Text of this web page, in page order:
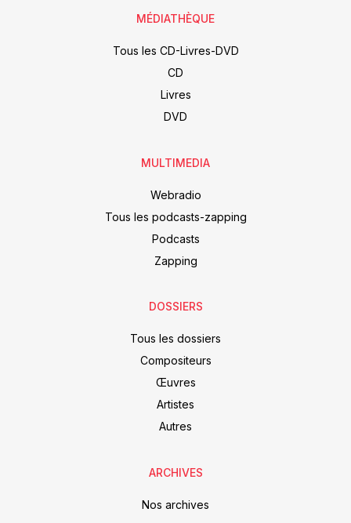
MÉDIATHÈQUE
Tous les CD-Livres-DVD
CD
Livres
DVD
MULTIMEDIA
Webradio
Tous les podcasts-zapping
Podcasts
Zapping
DOSSIERS
Tous les dossiers
Compositeurs
Œuvres
Artistes
Autres
ARCHIVES
Nos archives